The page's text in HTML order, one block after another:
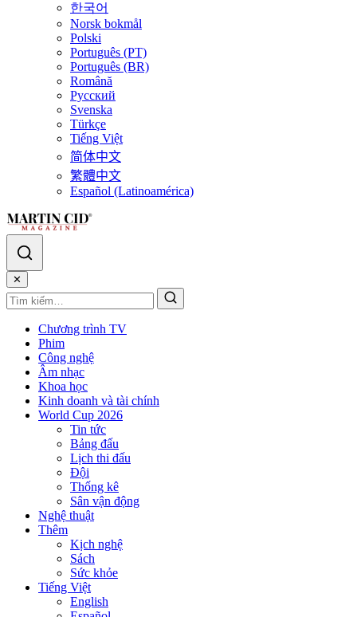
한국어
Norsk bokmål
Polski
Português (PT)
Português (BR)
Română
Русский
Svenska
Türkçe
Tiếng Việt
简体中文
繁體中文
Español (Latinoamérica)
✕
Chương trình TV
Phim
Công nghệ
Âm nhạc
Khoa học
Kinh doanh và tài chính
World Cup 2026
Tin tức
Bảng đấu
Lịch thi đấu
Đội
Thống kê
Sân vận động
Nghệ thuật
Thêm
Kịch nghệ
Sách
Sức khỏe
Tiếng Việt
English